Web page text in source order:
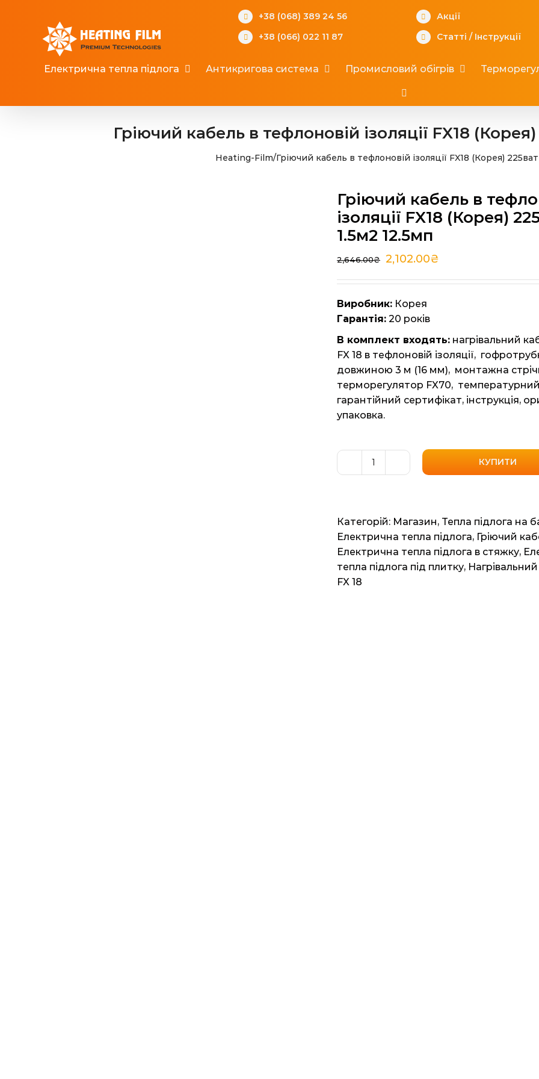
+38 (068) 389 24 56
+38 (066) 022 11 87
Акції
Статті / Інструкції
Електрична тепла підлога Антикригова система Промисловий обігрів
Гріючий кабель в тефлоновій ізоляції FX18
Heating-Film/Гріючий кабель в тефлоновій ізоляції FX18 (Корея)
Гріючий кабель в
ізоляції FX18 (Корея)
1.5м2 12.5мп
2,646.00₴ 2,102.00₴
Виробник: Корея
Гарантія: 20 років
В комплект входять: нагрівальний
FX 18 в тефлоновій ізоляції,
довжиною 3 м (16 мм), монтажна
терморегулятор FX70,
гарантійний сертифікат, інструкція,
упаковка.
Гріючий
ізоляції
225ват
КУПИТИ
Категорій: Магазин, Тепла підлога на
Електрична тепла підлога, Гріючий
Електрична тепла підлога в стяжку,
тепла підлога під плитку,
FX 18